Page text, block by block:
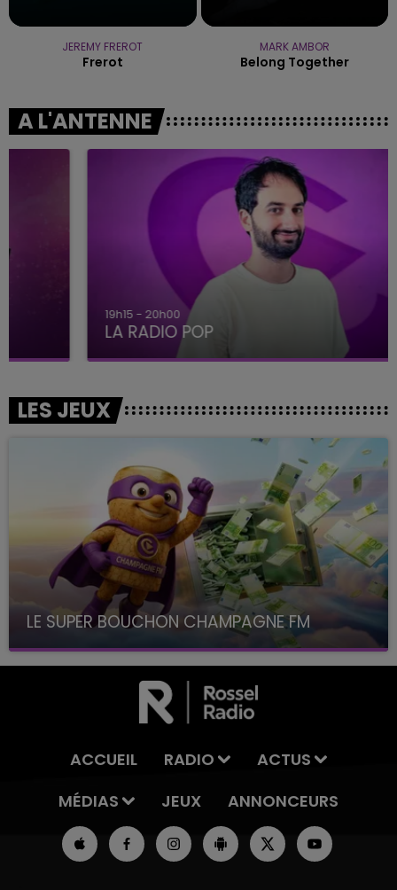
JEREMY FREROT
Frerot
MARK AMBOR
Belong Together
A L'ANTENNE
LA RADIO POP
LES JEUX
LE SUPER BOUCHON CHAMPAGNE FM
avec La Famille Champagne FM, à 8H10
ACCUEIL RADIO
ACTUS
MÉDIAS
JEUX ANNONCEURS